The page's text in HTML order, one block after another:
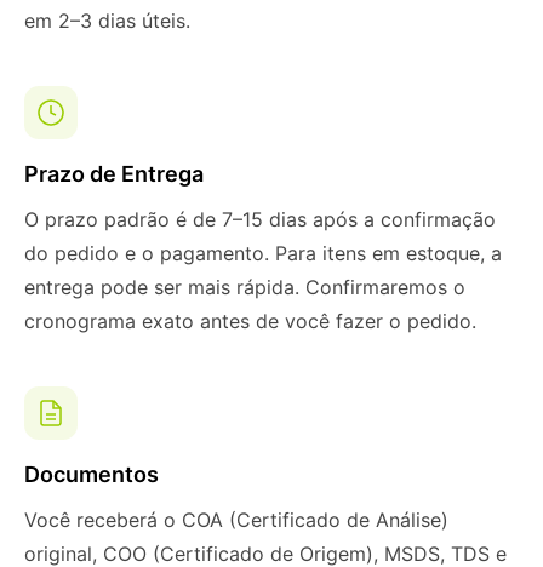
em 2–3 dias úteis.
Prazo de Entrega
O prazo padrão é de 7–15 dias após a confirmação
do pedido e o pagamento. Para itens em estoque, a
entrega pode ser mais rápida. Confirmaremos o
cronograma exato antes de você fazer o pedido.
Documentos
Você receberá o COA (Certificado de Análise)
original, COO (Certificado de Origem), MSDS, TDS e